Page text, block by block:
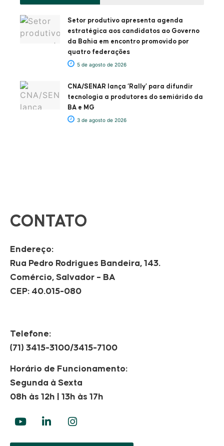
Setor produtivo apresenta agenda
estratégica aos candidatos ao Governo
da Bahia em encontro promovido por
quatro federações
5 de agosto de 2026
CNA/SENAR lança ‘Rally’ para difundir
tecnologia a produtores do semiárido da
BA e MG
3 de agosto de 2026
CONTATO
Endereço:
Rua Pedro Rodrigues Bandeira, 143.
Comércio, Salvador – BA
CEP: 40.015-080
Telefone:
(71) 3415-3100/3415-7100
Horário de Funcionamento:
Segunda à Sexta
08h às 12h | 13h às 17h